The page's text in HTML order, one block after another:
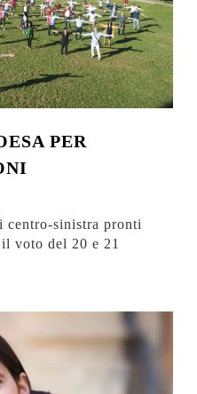
PER
centro-sinistra pronti
voto del 20 e 21